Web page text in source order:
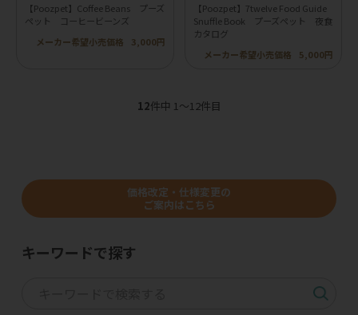
【Poozpet】Coffee Beans プーズ
ペット コーヒービーンズ
メーカー希望小売価格
3,000円
【Poozpet】7twelve Food Guide
Snuffle Book プーズペット 夜食
カタログ
メーカー希望小売価格
5,000円
12件中 1〜12件目
価格改定・仕様変更の
ご案内はこちら
キーワードで探す